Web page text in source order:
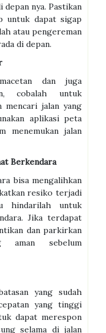
depan nya. Pastikan
untuk dapat sigap
atau pengereman
di depan.
dan juga
cobalah untuk
mencari jalan yang
aplikasi peta
menemukan jalan
Berkendara
bisa mengalihkan
resiko terjadi
hindarilah untuk
Jika terdapat
dan parkirkan
aman sebelum
yang sudah
yang tinggi
dapat merespon
selama di jalan